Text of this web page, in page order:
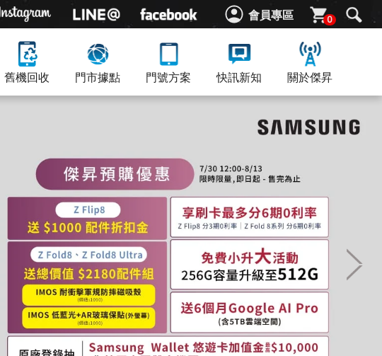
會員專區 0
舊機回收 門市據點 門號方案 快訊新知 關於傑昇